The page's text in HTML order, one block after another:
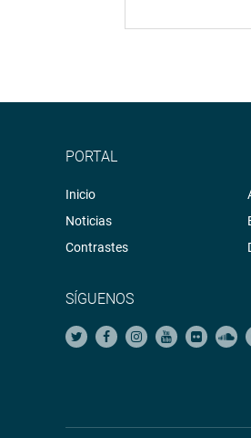
PORTAL
Inicio
Noticias
Contrastes
SÍGUENOS